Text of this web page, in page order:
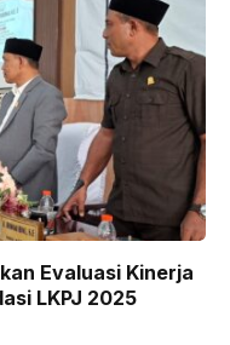
Evaluasi Kinerja
LKPJ 2025